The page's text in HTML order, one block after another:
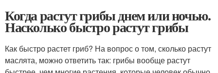
Когда растут грибы днем или ночью.
Насколько быстро растут грибы
Как быстро растет гриб? На вопрос о том, сколько растут
маслята, можно ответить так: грибы вообще растут